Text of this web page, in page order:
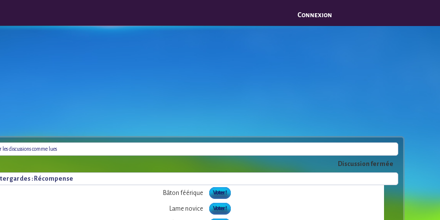
Connexion
discussions comme lues
Discussion fermée
: Récompense
Bâton féérique Voter !
Lame novice Voter !